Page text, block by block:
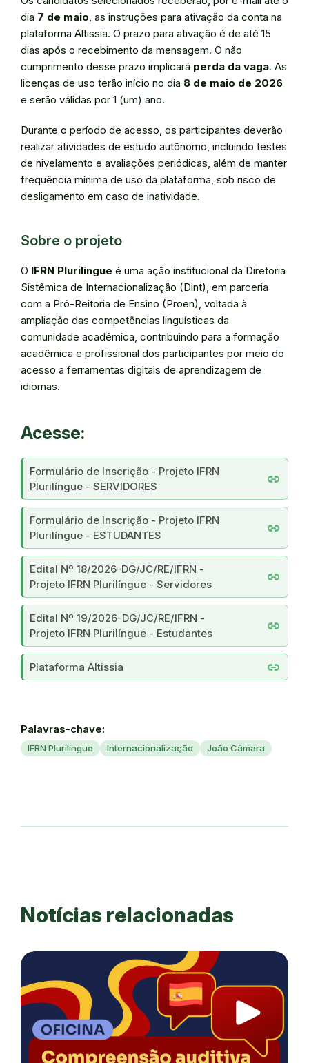
dia 7 de maio, as instruções para ativação da conta na
plataforma Altissia. O prazo para ativação é de até 15
dias após o recebimento da mensagem. O não
cumprimento desse prazo implicará perda da vaga. As
licenças de uso terão início no dia 8 de maio de 2026
e serão válidas por 1 (um) ano.
Durante o período de acesso, os participantes deverão
realizar atividades de estudo autônomo, incluindo testes
de nivelamento e avaliações periódicas, além de manter
frequência mínima de uso da plataforma, sob risco de
desligamento em caso de inatividade.
Sobre o projeto
O IFRN Plurilíngue é uma ação institucional da Diretoria
Sistêmica de Internacionalização (Dint), em parceria
com a Pró-Reitoria de Ensino (Proen), voltada à
ampliação das competências linguísticas da
comunidade acadêmica, contribuindo para a formação
acadêmica e profissional dos participantes por meio do
acesso a ferramentas digitais de aprendizagem de
idiomas.
Acesse:
link
Formulário de Inscrição - Projeto IFRN
Plurilíngue - SERVIDORES
link
Formulário de Inscrição - Projeto IFRN
Plurilíngue - ESTUDANTES
link
Edital Nº 18/2026-DG/JC/RE/IFRN -
Projeto IFRN Plurilíngue - Servidores
link
Edital Nº 19/2026-DG/JC/RE/IFRN -
Projeto IFRN Plurilíngue - Estudantes
link
Plataforma Altissia
Palavras-chave:
IFRN Plurilíngue Internacionalização João Câmara
Notícias relacionadas